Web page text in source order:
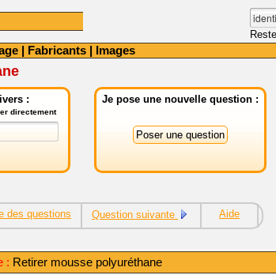
| Fabricants | Images
:
directement
Je pose une nouvelle question :
des questions Question suivante Aide
: Retirer mousse polyuréthane